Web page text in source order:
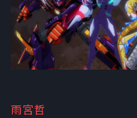
雨宮哲